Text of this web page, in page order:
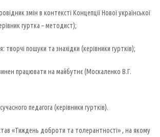
змін в контексті Концепції Нової української
гуртка – методист);
творчі пошуки та знахідки (керівники гуртків);
працювати на майбутнє (Москаленко В.Г.
педагога (керівники гуртків).
«Тиждень доброти та толерантності» , на якому